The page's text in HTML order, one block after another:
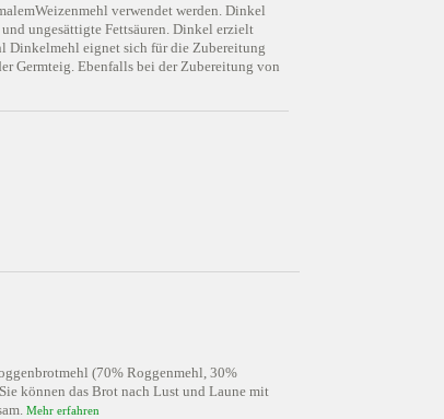
verwendet werden. Dinkel
ungesättigte Fettsäuren. Dinkel erzielt
Dinkelmehl eignet sich für die Zubereitung
Germteig. Ebenfalls bei der Zubereitung von
(70% Roggenmehl, 30%
können das Brot nach Lust und Laune mit
Mehr erfahren